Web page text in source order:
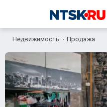
+7 (958)
Недвижимость Продажа